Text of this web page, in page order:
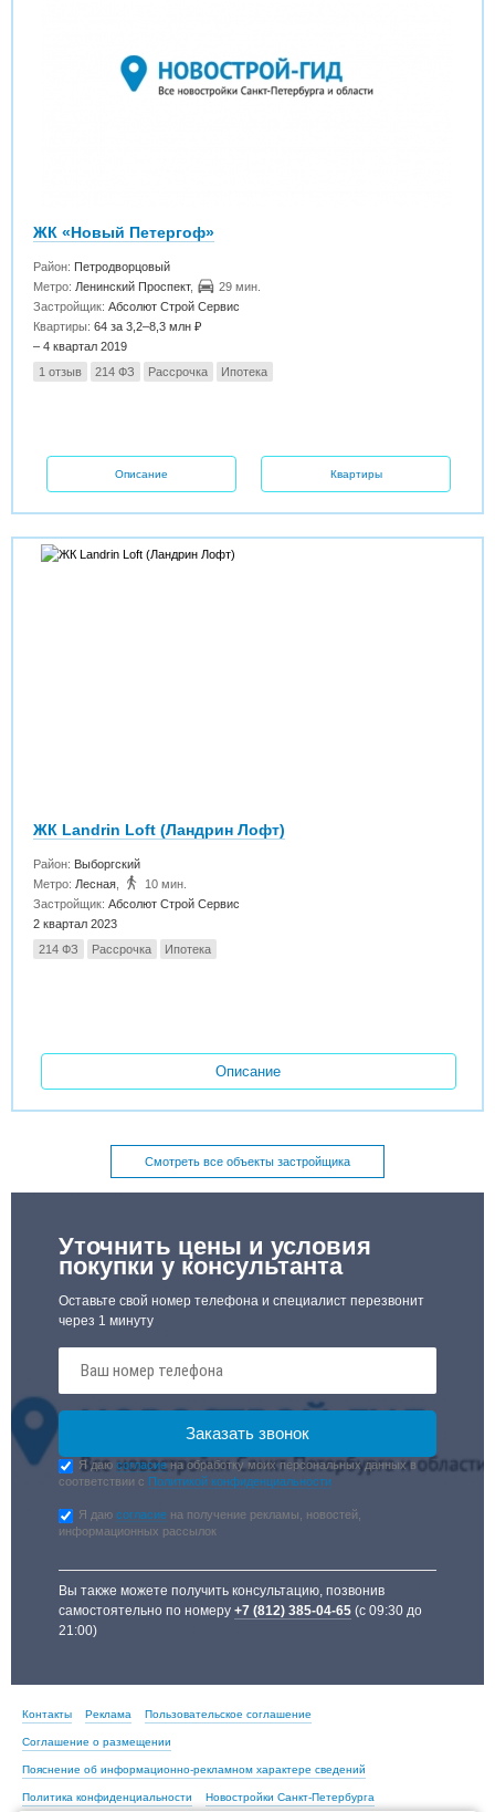
ЖК «Новый Петергоф»
Район: Петродворцовый
Метро: Ленинский Проспект,
29 мин.
Застройщик:Абсолют Строй Сервис
Квартиры:64 за 3,2–8,3 млн ₽
– 4 квартал 2019
1 отзыв
214 ФЗ Рассрочка Ипотека
Описание Квартиры
ЖК Landrin Loft (Ландрин Лофт)
Район: Выборгский
Метро: Лесная
10 мин.
Застройщик:Абсолют Строй Сервис
2 квартал 2023
214 ФЗ
Рассрочка Ипотека
Описание
Смотреть все объекты застройщика
Уточнить цены и условия
покупки у консультанта
Оставьте свой номер телефона и специалист перезвонит
через 1 минуту
Я даюсогласие на обработку моих персональных данных в
соответствии с Политикой конфиденциальности
Я даюсогласие на получение рекламы, новостей,
информационных рассылок
Вы также можете получить консультацию, позвонив
самостоятельно по номеру+7 (812) 385-04-65 (с 09:30 до
21:00)
Контакты Реклама Пользовательское соглашение
Соглашение о размещении
Пояснение об информационно-рекламном характере сведений
Политика конфиденциальности Новостройки Санкт-Петербурга